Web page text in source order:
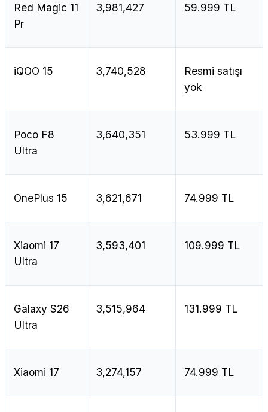
Red Magic 11
Pr
3,981,427 59.999 TL
iQOO 15 3,740,528
Resmi satışı
yok
Poco F8
Ultra
3,640,351 53.999 TL
OnePlus 15 3,621,671 74.999 TL
Xiaomi 17
Ultra
3,593,401 109.999 TL
Galaxy S26
Ultra
3,515,964 131.999 TL
Xiaomi 17 3,274,157 74.999 TL